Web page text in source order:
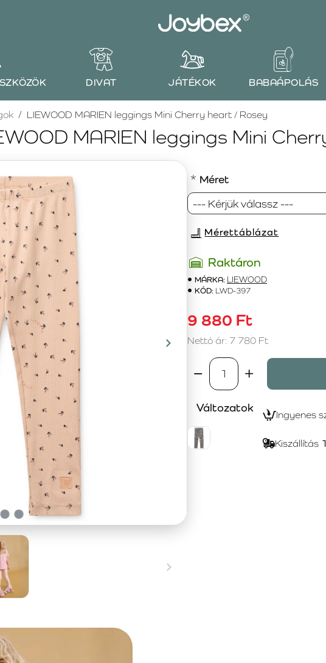
DIVAT JÁTÉKOK BABAÁPOLÁS
MARIEN leggings Mini
LIEWOOD MARIEN leggings Mini Cherry heart / Rosey
Raktáron
MÁRKA: LIEWOOD
KÓD: LWD-397
9 880 Ft
Nettó ár: 7 780 Ft
Méret
Mérettáblázat
Változatok
Ingyenes
Kiszállítás